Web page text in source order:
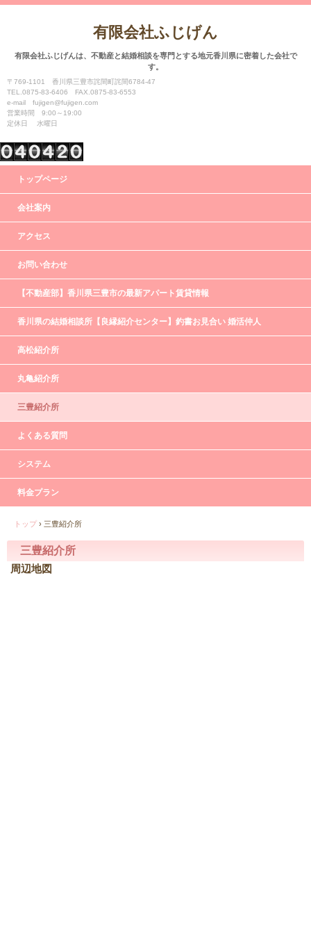
有限会社ふじげん
有限会社ふじげんは、不動産と結婚相談を専門とする地元香川県に密着した会社で
す。
〒769-1101 香川県三豊市詫間町詫間6784-47
TEL.0875-83-6406 FAX.0875-83-6553
e-mail fujigen@fujigen.com
営業時間 9:00～19:00
定休日 水曜日
トップページ
会社案内
アクセス
お問い合わせ
【不動産部】香川県三豊市の最新アパート賃貸情報
香川県の結婚相談所【良縁紹介センター】釣書お見合い 婚活仲人
高松紹介所
丸亀紹介所
三豊紹介所
よくある質問
システム
料金プラン
トップ › 三豊紹介所
三豊紹介所
周辺地図